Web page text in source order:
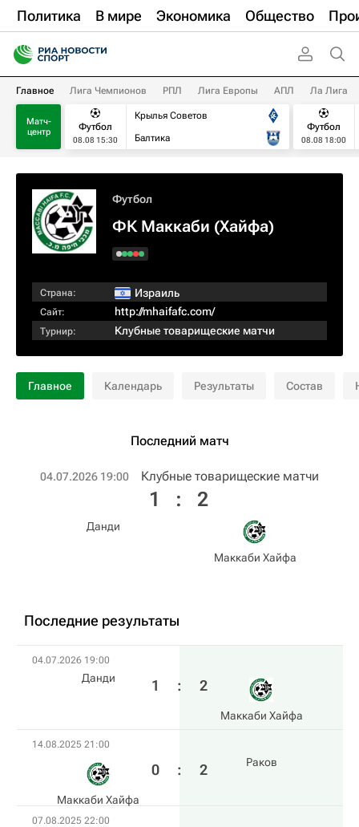
Политика В мире Экономика Общество
Главное Лига Чемпионов РПЛ Лига Европы АПЛ Ла Лига
Матч-
центр
Футбол
08.08 15:30
Крылья Советов
Балтика
Футбол
08.08 18:00
Футбол
ФК Маккаби (Хайфа)
Страна: Израиль
Сайт: http://mhaifafc.com/
Турнир: Клубные товарищеские матчи
Главное Календарь Результаты Состав
Последний матч
04.07.2026 19:00 Клубные товарищеские матчи
Данди
1 : 2
Маккаби Хайфа
Последние результаты
04.07.2026 19:00
Данди 1 : 2
Маккаби Хайфа
14.08.2025 21:00
Маккаби Хайфа
0 : 2 Раков
07.08.2025 22:00